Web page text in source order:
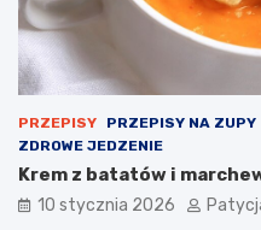
PRZEPISY PRZEPISY NA ZUPY
ZDROWE JEDZENIE
Krem z batatów i
10 stycznia 2026